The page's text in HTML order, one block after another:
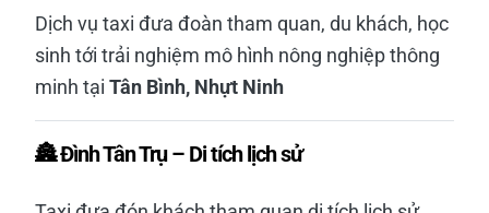
Dịch vụ taxi đưa đoàn tham quan, du khách, học
sinh tới trải nghiệm mô hình nông nghiệp thông
minh tại Tân Bình, Nhựt Ninh
🏯 Đình Tân Trụ – Di tích lịch sử